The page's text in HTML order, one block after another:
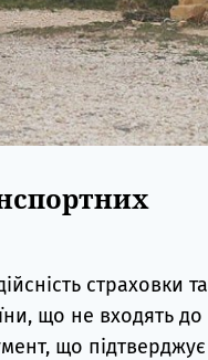
страховки та
що не входять до
що підтверджує